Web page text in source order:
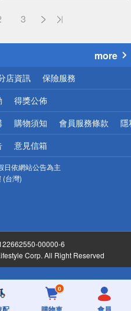
3
！
more
店資訊 保險服務
得獎公佈
購物須知 會員服務條款 隱
意見信箱
日依網站公告為主
(台灣)
00000-6
Corp. All Right Reserved
0